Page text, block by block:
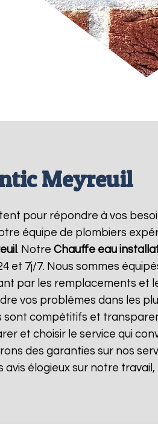
Meyreuil
pour répondre à vos
équipe de plombiers
. Notre Chauffe eau
et 7j/7. Nous sommes
par les remplacements et
vos problèmes dans les
compétitifs et
et choisir le service qui
des garanties sur nos
élogieux sur notre travail,